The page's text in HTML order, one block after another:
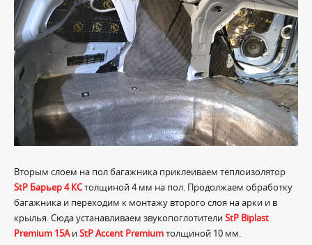
Вторым слоем на пол багажника приклеиваем теплоизолятор
StP Барьер 4 КСтолщиной 4 мм на пол. Продолжаем обработку
багажника и переходим к монтажу второго слоя на арки и в
крылья. Сюда устанавливаем звукопоглотителиStP Biplast
Premium 15AиStP Accent Premiumтолщиной 10 мм.